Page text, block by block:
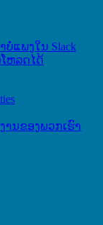
ບໍ່ແພງໃນ Slack
ຫລດໄດ້
ນຂອງພວກເຮົາ